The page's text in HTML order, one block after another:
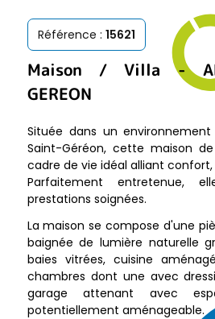
Maison / Villa -
GEREON
Référence : 15621
Située dans un
Saint-Géréon, cette maison
cadre de vie idéal alliant
Parfaitement entretenue,
prestations soignées.
La maison se compose d'une
baignée de lumière naturelle
baies vitrées, cuisine
chambres dont une avec
garage attenant avec
potentiellement aménageable.